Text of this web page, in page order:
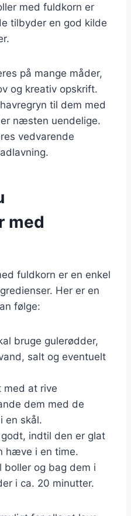
med fuldkorn er
tilbyder en god kilde
på mange måder,
og kreativ opskrift.
til dem med
næsten uendelige.
vedvarende
med
fuldkorn er en enkel
Her er en
følge:
bruge gulerødder,
salt og eventuelt
med at rive
dem med de
en skål.
indtil den er glat
hæve i en time.
boller og bag dem i
i ca. 20 minutter.